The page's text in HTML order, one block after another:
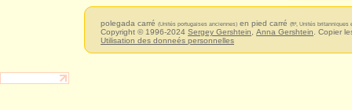
polegada carré (Unités portugaises anciennes) en pied carré (ft², Unités britanniques
Copyright © 1996-2024 Sergey Gershtein Anna Gershtein . Copier
Utilisation des donneés personnelles